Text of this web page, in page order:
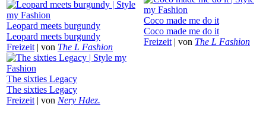
Leopard meets burgundy
Leopard meets burgundy
Freizeit | von The L Fashion
The sixties Legacy
The sixties Legacy
Freizeit | von Nery Hdez.
Coco made me do it
Coco made me do it
Freizeit | von The L Fashion